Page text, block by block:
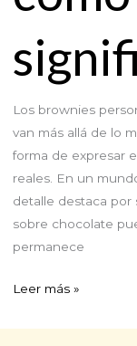
Los brownies
van más allá de lo
forma de expresar
reales. En un
detalle destaca por
sobre chocolate
permanece
Brownies
como
Leer más »